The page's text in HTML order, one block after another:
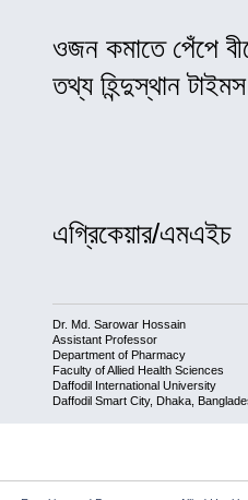
ওজন কমাতে পেঁপে
তথ্য হিন্দুস্থান
এগ্রিকেয়ার/এমএইচ
Dr. Md. Sarowar Hossain
Assistant Professor
Department of Pharmacy
Faculty of Allied Health Sciences
Daffodil International University
Daffodil Smart City, Dhaka,